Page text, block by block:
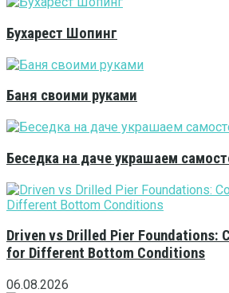
Бухарест Шопинг
Баня своими руками
Беседка на даче украшаем
Driven vs Drilled Pier Foundations:
for Different Bottom Conditions
06.08.2026